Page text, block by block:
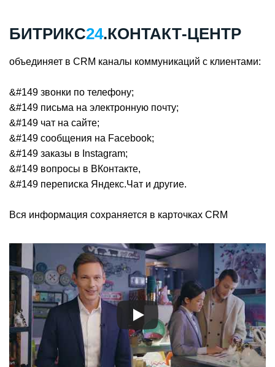
БИТРИКС24.КОНТАКТ-ЦЕНТР
объединяет в CRM каналы коммуникаций с клиентами:
&#149 звонки по телефону;
&#149 письма на электронную почту;
&#149 чат на сайте;
&#149 сообщения на Facebook;
&#149 заказы в Instagram;
&#149 вопросы в ВКонтакте,
&#149 переписка Яндекс.Чат и другие.
Вся информация сохраняется в карточках CRM